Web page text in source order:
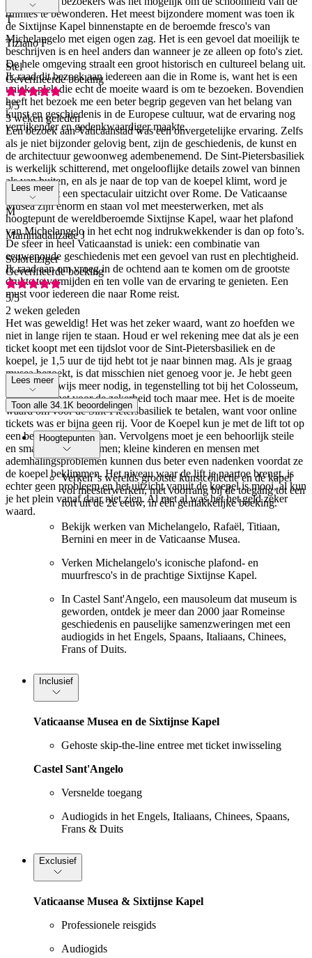
ruimtes te bewonderen. Het meest bijzondere moment was toen ik
de Sixtijnse Kapel binnenstapte en de beroemde fresco's van
Michelangelo met eigen ogen zag. Het is een gevoel dat moeilijk te
beschrijven is en heel anders dan wanneer je ze alleen op foto's ziet.
De hele omgeving straalt een groot historisch en cultureel belang uit.
Ik raad dit bezoek aan iedereen aan die in Rome is, want het is een
unieke plek die echt de moeite waard is om te bezoeken. Bovendien
heeft het bezoek me een beter begrip gegeven van het belang van
kunst en geschiedenis in de Europese cultuur, wat de ervaring nog
verrijkender en gedenkwaardiger maakte.
T
Tiziano F
Stel
Geverifieerde boeking
5/5
3 weken geleden
Een bezoek aan Vaticaanstad was een onvergetelijke ervaring. Zelfs
als je niet bijzonder gelovig bent, zijn de geschiedenis, de kunst en
de architectuur gewoonweg adembenemend. De Sint-Pietersbasiliek
is werkelijk schitterend, met ongelooflijke details zowel van binnen
als van buiten, en als je naar de top van de koepel klimt, word je
beloond met een spectaculair uitzicht over Rome. De Vaticaanse
Musea zijn enorm en staan vol met meesterwerken, met als
hoogtepunt de wereldberoemde Sixtijnse Kapel, waar het plafond
van Michelangelo in het echt nog indrukwekkender is dan op foto’s.
De sfeer in heel Vaticaanstad is uniek: een combinatie van
eeuwenoude geschiedenis met een gevoel van rust en plechtigheid.
Ik raad aan om vroeg in de ochtend aan te komen om de grootste
drukte te vermijden en ten volle van de ervaring te genieten. Een
must voor iedereen die naar Rome reist.
Lees meer
M
Mammadalizade J
Soloreiziger
Geverifieerde boeking
5/5
2 weken geleden
Het was geweldig! Het was het zeker waard, want zo hoefden we
niet in lange rijen te staan. Houd er wel rekening mee dat als je een
ticket koopt met een tijdslot voor de Sint-Pietersbasiliek en de
koepel, je 1,5 uur de tijd hebt tot je naar binnen mag. Als je graag
musea bezoekt, is dat misschien niet genoeg voor je. Je hebt geen
identiteitsbewijs meer nodig, in tegenstelling tot bij het Colosseum,
maar neem het voor de zekerheid toch maar mee. Het is de moeite
waard om voor de Sint-Pietersbasiliek te betalen, want voor online
tickets was er bijna geen rij. Voor de Koepel kun je met de lift tot op
een bepaald niveau gaan. Vervolgens moet je een behoorlijk steile
en smalle trap beklimmen; kleine kinderen en mensen met
ademhalingsproblemen kunnen dus beter even nadenken voordat ze
de koepel beklimmen. Het niveau waar de lift je naartoe brengt, is
echter geen probleem en het uitzicht vanuit de koepel is mooi, al kun
je het plein vanaf daar niet zien. Al met al was het het geld zeker
waard.
Lees meer
Toon alle 34.1K beoordelingen
Hoogtepunten
Verken 's werelds grootste kunstcollectie en de kapel
vol meesterwerken, met voorrang bij de toegang tot een
fort uit de 2e eeuw, in één gemakkelijke boeking.
Bekijk werken van Michelangelo, Rafaël, Titiaan,
Bernini en meer in de Vaticaanse Musea.
Verken Michelangelo's iconische plafond- en
muurfresco's in de prachtige Sixtijnse Kapel.
In Castel Sant'Angelo, een mausoleum dat museum is
geworden, ontdek je meer dan 2000 jaar Romeinse
geschiedenis en pauselijke samenzweringen met een
audiogids in het Engels, Spaans, Italiaans, Chinees,
Frans of Duits.
Inclusief
Vaticaanse Musea en de Sixtijnse Kapel
Gehoste skip-the-line entree met ticket inwisseling
Castel Sant'Angelo
Versnelde toegang
Audiogids in het Engels, Italiaans, Chinees, Spaans,
Frans & Duits
Exclusief
Vaticaanse Musea & Sixtijnse Kapel
Professionele reisgids
Audiogids